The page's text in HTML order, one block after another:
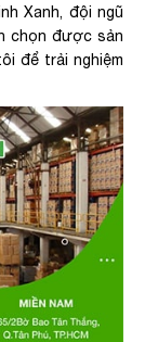
Xanh, đội ngũ
chọn được sản
để trải nghiệm